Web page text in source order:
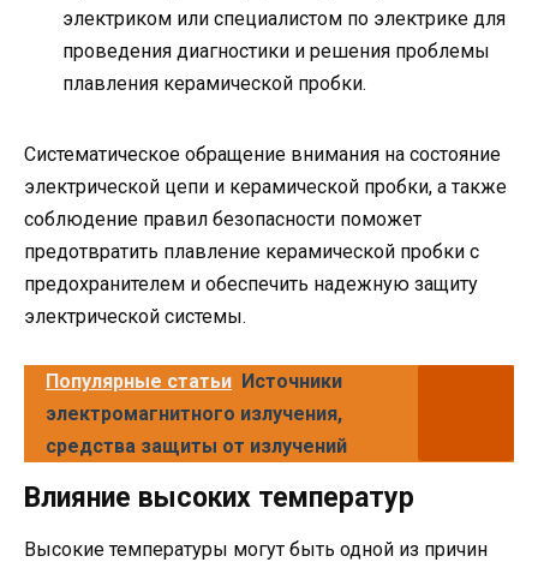
электриком или специалистом по электрике для
проведения диагностики и решения проблемы
плавления керамической пробки.
Систематическое обращение внимания на состояние
электрической цепи и керамической пробки, а также
соблюдение правил безопасности поможет
предотвратить плавление керамической пробки с
предохранителем и обеспечить надежную защиту
электрической системы.
Популярные статьи Источники
электромагнитного излучения,
средства защиты от излучений
Влияние высоких температур
Высокие температуры могут быть одной из причин